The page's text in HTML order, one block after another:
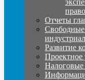
Отчеты
Развитие
Проектное
Налоговые